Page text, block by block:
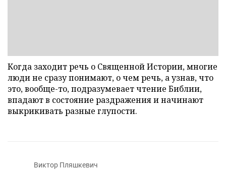
Когда заходит речь о Священной Истории, многие
люди не сразу понимают, о чем речь, а узнав, что
это, вообще-то, подразумевает чтение Библии,
впадают в состояние раздражения и начинают
выкрикивать разные глупости.
Виктор Пляшкевич